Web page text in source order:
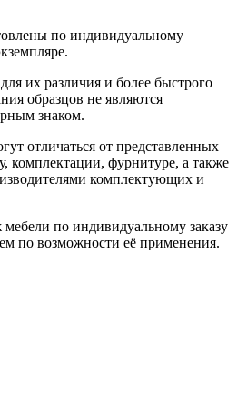
по индивидуальному
их различия и более быстрого
образцов не являются
знаком.
отличаться от представленных
комплектации, фурнитуре, а также
комплектующих и
по индивидуальному заказу
по возможности её применения.